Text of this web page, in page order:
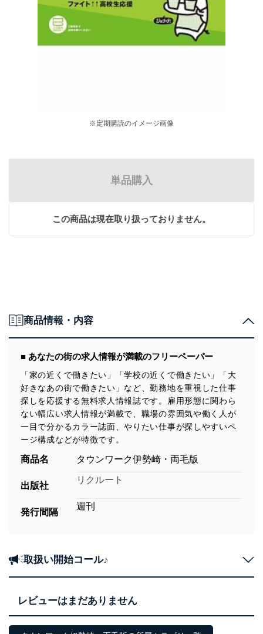
※定期購読のイメージ画像
単品購入
この商品は現在取り扱っておりません。
商品情報・内容
■ あなたの街の求人情報が満載のフリーペーパー
「家の近くで働きたい」「学校の近くで働きたい」「大
好きなあの街で働きたい」など、勤務地を重視した仕事
探しを応援する無料求人情報誌です。雇用形態に関わら
ない幅広い求人情報が満載で、職場の雰囲気や働く人が
一目で分かるカラー誌面、やりたい仕事が探しやすいペ
ージ構成などが特徴です。
商品名 タウンワーク伊勢崎・両毛版
出版社
リクルート
発行間隔
週刊
取扱い開始コール♪
レビューはまだありません